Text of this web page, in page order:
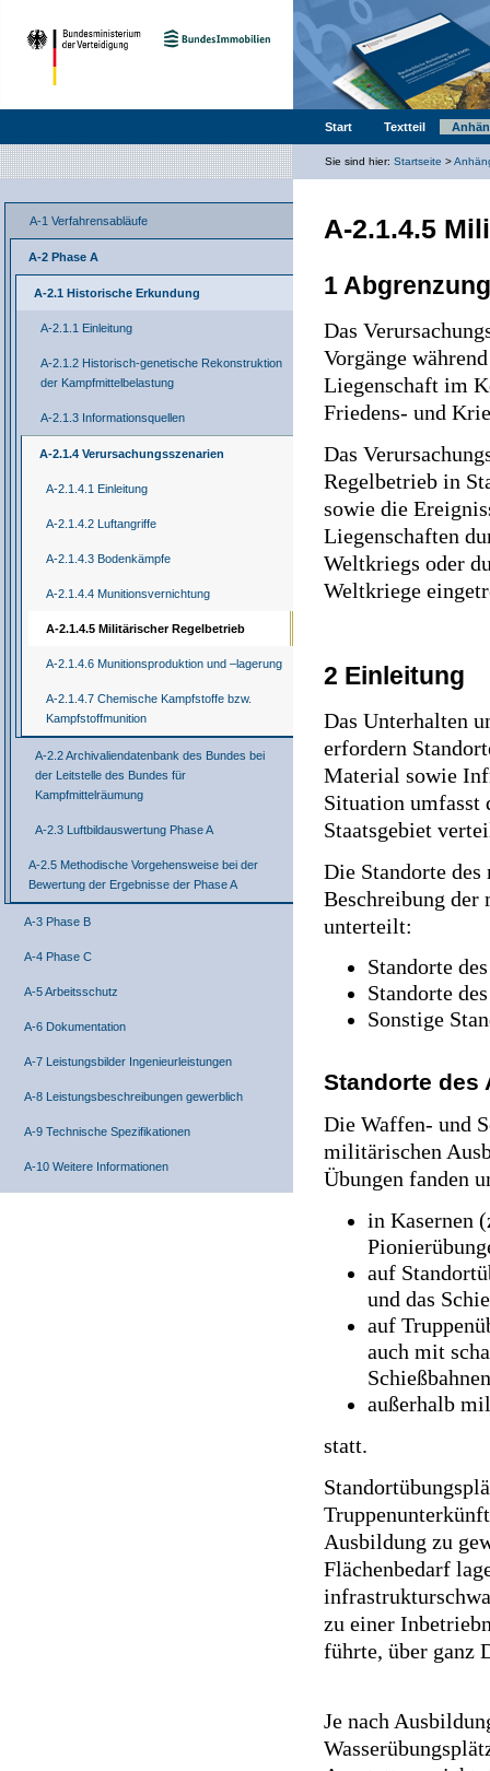
Start Textteil
Sie sind hier: Startseite >
A-1 Verfahrensabläufe
A-2 Phase A
A-2.1 Historische Erkundung
A-2.1.1 Einleitung
A-2.1.2 Historisch-genetische Rekonstruktion
der Kampfmittelbelastung
A-2.1.3 Informationsquellen
A-2.1.4 Verursachungsszenarien
A-2.1.4.1 Einleitung
A-2.1.4.2 Luftangriffe
A-2.1.4.3 Bodenkämpfe
A-2.1.4.4 Munitionsvernichtung
A-2.1.4.5 Militärischer Regelbetrieb
A-2.1.4.6 Munitionsproduktion und –lagerung
A-2.1.4.7 Chemische Kampfstoffe bzw.
Kampfstoffmunition
A-2.2 Archivaliendatenbank des Bundes bei
der Leitstelle des Bundes für
Kampfmittelräumung
A-2.3 Luftbildauswertung Phase A
A-2.5 Methodische Vorgehensweise bei der
Bewertung der Ergebnisse der Phase A
A-3 Phase B
A-4 Phase C
A-5 Arbeitsschutz
A-6 Dokumentation
A-7 Leistungsbilder Ingenieurleistungen
A-8 Leistungsbeschreibungen gewerblich
A-9 Technische Spezifikationen
A-10 Weitere Informationen
A-2.1.4.5
1
Das
Vorgänge
Liegenschaft im
Friedens- und
Das
Regelbetrieb in
sowie die
Liegenschaften
Weltkriegs oder
Weltkriege
2 Einleitung
Das Unterhalten
erfordern
Material sowie
Situation umfasst
Staatsgebiet
Die Standorte
Beschreibung
unterteilt:
Standorte
Standorte
Sonstige
Standorte des
Die Waffen- und
militärischen
Übungen fanden
in Kasernen
auf
und das
auf
auch mit
außerhalb
statt.
Ausbildung zu
Flächenbedarf
zu einer
führte, über ganz
Je nach